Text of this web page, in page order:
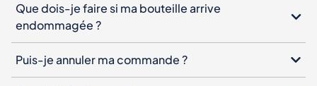
Que dois-je faire si ma bouteille arrive
endommagée ?
Puis-je annuler ma commande ?